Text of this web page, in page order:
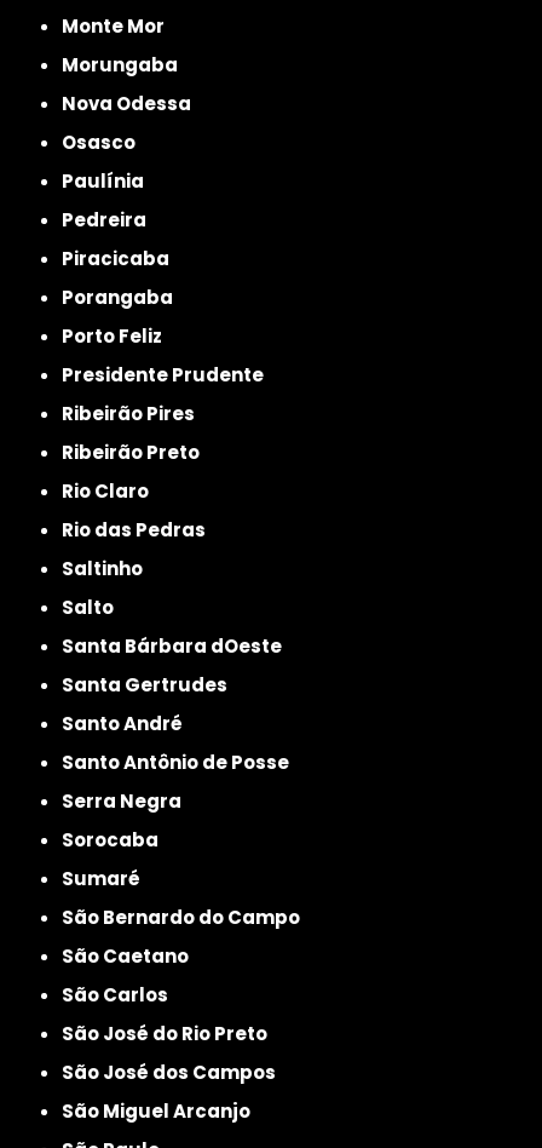
Monte Mor
Morungaba
Nova Odessa
Osasco
Paulínia
Pedreira
Piracicaba
Porangaba
Porto Feliz
Presidente Prudente
Ribeirão Pires
Ribeirão Preto
Rio Claro
Rio das Pedras
Saltinho
Salto
Santa Bárbara dOeste
Santa Gertrudes
Santo André
Santo Antônio de Posse
Serra Negra
Sorocaba
Sumaré
São Bernardo do Campo
São Caetano
São Carlos
São José do Rio Preto
São José dos Campos
São Miguel Arcanjo